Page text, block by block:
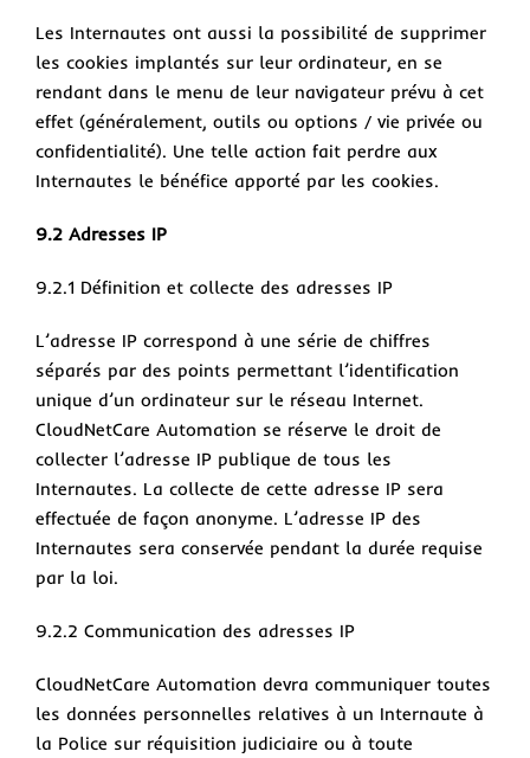
Les Internautes ont aussi la possibilité de supprimer
les cookies implantés sur leur ordinateur, en se
rendant dans le menu de leur navigateur prévu à cet
effet (généralement, outils ou options / vie privée ou
confidentialité). Une telle action fait perdre aux
Internautes le bénéfice apporté par les cookies.
9.2 Adresses IP
9.2.1 Définition et collecte des adresses IP
L’adresse IP correspond à une série de chiffres
séparés par des points permettant l’identification
unique d’un ordinateur sur le réseau Internet.
CloudNetCare Automation se réserve le droit de
collecter l’adresse IP publique de tous les
Internautes. La collecte de cette adresse IP sera
effectuée de façon anonyme. L’adresse IP des
Internautes sera conservée pendant la durée requise
par la loi.
9.2.2 Communication des adresses IP
CloudNetCare Automation devra communiquer toutes
les données personnelles relatives à un Internaute à
la Police sur réquisition judiciaire ou à toute